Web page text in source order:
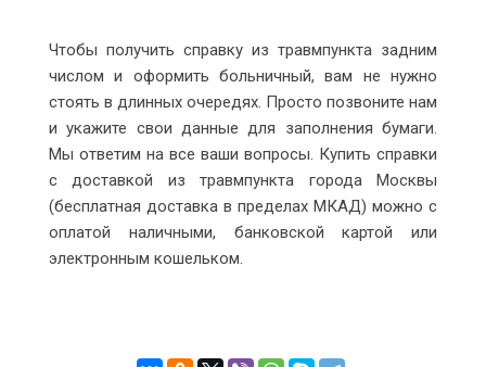
Чтобы получить справку из травмпункта задним
числом и оформить больничный, вам не нужно
стоять в длинных очередях. Просто позвоните нам
и укажите свои данные для заполнения бумаги.
Мы ответим на все ваши вопросы. Купить справки
с доставкой из травмпункта города Москвы
(бесплатная доставка в пределах МКАД) можно с
оплатой наличными, банковской картой или
электронным кошельком.